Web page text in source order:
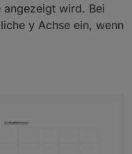
wird. Bei
y Achse ein, wenn